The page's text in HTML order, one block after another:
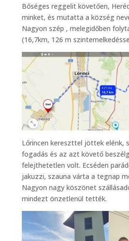
Bőséges reggelit követően,
minket, és mutatta a község
Nagyon szép , melegidőben
(16,7km, 126 m
Lőrincen kereszttel jöttek elénk,
fogadás és az azt követő
felejthetetlen volt. Ecséden
jakuzzi, szauna várta a tegnap
Nagyon nagy köszönet
mindezt önzetlenül tették.